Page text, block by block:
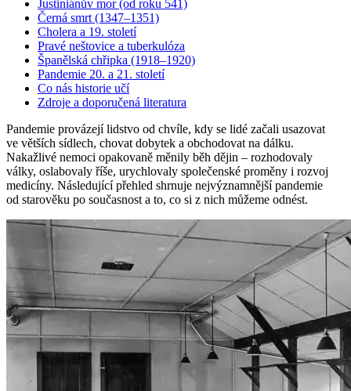
Justiniánův mor (od roku 541)
Černá smrt (1347–1351)
Cholera a 19. století
Pravé neštovice a tuberkulóza
Španělská chřipka (1918–1920)
Pandemie 20. a 21. století
Co nás historie učí
Zdroje a doporučená literatura
Pandemie provázejí lidstvo od chvíle, kdy se lidé začali usazovat
ve větších sídlech, chovat dobytek a obchodovat na dálku.
Nakažlivé nemoci opakovaně měnily běh dějin – rozhodovaly
války, oslabovaly říše, urychlovaly společenské proměny i rozvoj
medicíny. Následující přehled shrnuje nejvýznamnější pandemie
od starověku po současnost a to, co si z nich můžeme odnést.